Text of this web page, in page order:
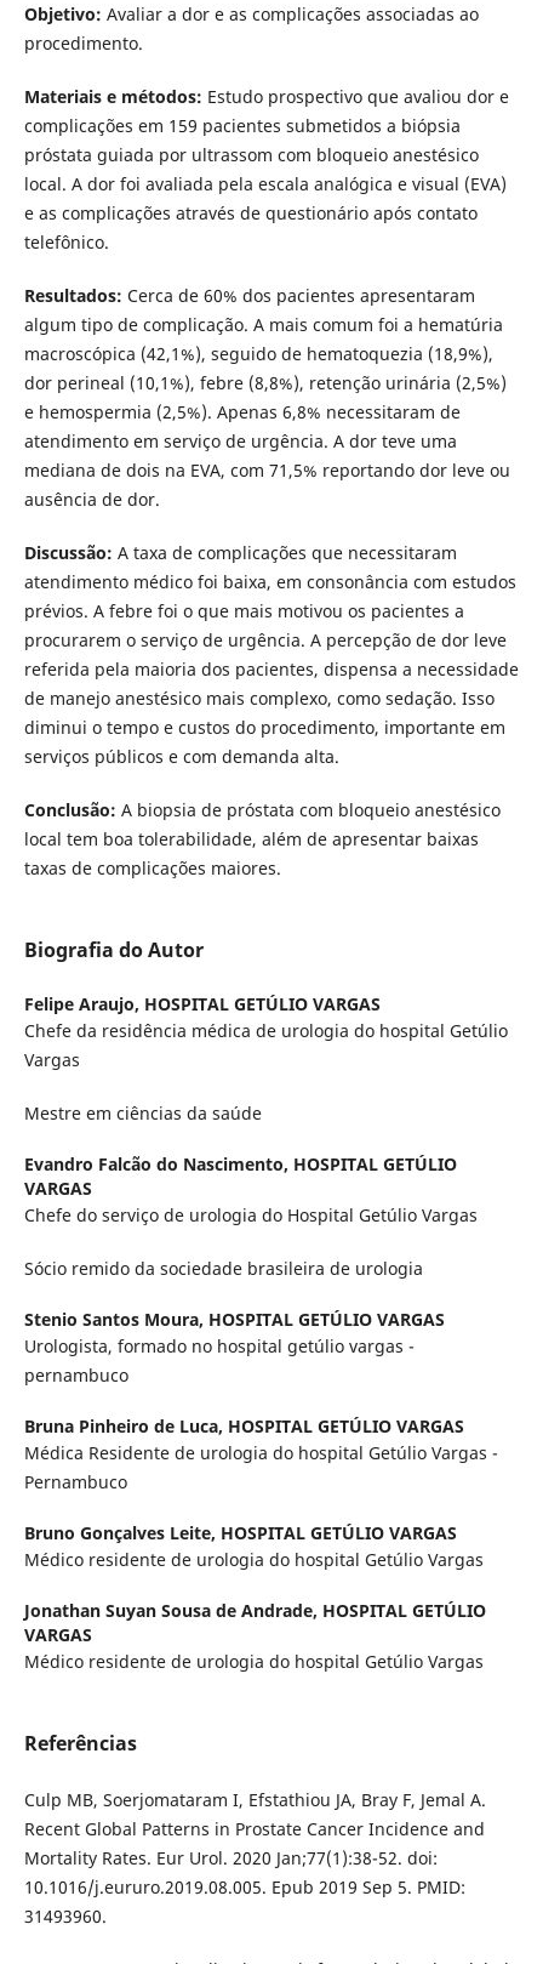
Objetivo: Avaliar a dor e as complicações associadas ao
procedimento.
Materiais e métodos: Estudo prospectivo que avaliou dor e
complicações em 159 pacientes submetidos a biópsia
próstata guiada por ultrassom com bloqueio anestésico
local. A dor foi avaliada pela escala analógica e visual (EVA)
e as complicações através de questionário após contato
telefônico.
Resultados: Cerca de 60% dos pacientes apresentaram
algum tipo de complicação. A mais comum foi a hematúria
macroscópica (42,1%), seguido de hematoquezia (18,9%),
dor perineal (10,1%), febre (8,8%), retenção urinária (2,5%)
e hemospermia (2,5%). Apenas 6,8% necessitaram de
atendimento em serviço de urgência. A dor teve uma
mediana de dois na EVA, com 71,5% reportando dor leve ou
ausência de dor.
Discussão: A taxa de complicações que necessitaram
atendimento médico foi baixa, em consonância com estudos
prévios. A febre foi o que mais motivou os pacientes a
procurarem o serviço de urgência. A percepção de dor leve
referida pela maioria dos pacientes, dispensa a necessidade
de manejo anestésico mais complexo, como sedação. Isso
diminui o tempo e custos do procedimento, importante em
serviços públicos e com demanda alta.
Conclusão: A biopsia de próstata com bloqueio anestésico
local tem boa tolerabilidade, além de apresentar baixas
taxas de complicações maiores.
Biografia do Autor
Felipe Araujo, HOSPITAL GETÚLIO VARGAS
Chefe da residência médica de urologia do hospital Getúlio
Vargas
Mestre em ciências da saúde
Evandro Falcão do Nascimento, HOSPITAL GETÚLIO
VARGAS
Chefe do serviço de urologia do Hospital Getúlio Vargas
Sócio remido da sociedade brasileira de urologia
Stenio Santos Moura, HOSPITAL GETÚLIO VARGAS
Urologista, formado no hospital getúlio vargas -
pernambuco
Bruna Pinheiro de Luca, HOSPITAL GETÚLIO VARGAS
Médica Residente de urologia do hospital Getúlio Vargas -
Pernambuco
Bruno Gonçalves Leite, HOSPITAL GETÚLIO VARGAS
Médico residente de urologia do hospital Getúlio Vargas
Jonathan Suyan Sousa de Andrade, HOSPITAL GETÚLIO
VARGAS
Médico residente de urologia do hospital Getúlio Vargas
Referências
Culp MB, Soerjomataram I, Efstathiou JA, Bray F, Jemal A.
Recent Global Patterns in Prostate Cancer Incidence and
Mortality Rates. Eur Urol. 2020 Jan;77(1):38-52. doi:
10.1016/j.eururo.2019.08.005. Epub 2019 Sep 5. PMID:
31493960.